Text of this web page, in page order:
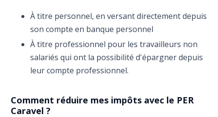
À titre personnel, en versant directement depuis
son compte en banque personnel
À titre professionnel pour les travailleurs non
salariés qui ont la possibilité d'épargner depuis
leur compte professionnel.
Comment réduire mes impôts avec le PER
Caravel ?